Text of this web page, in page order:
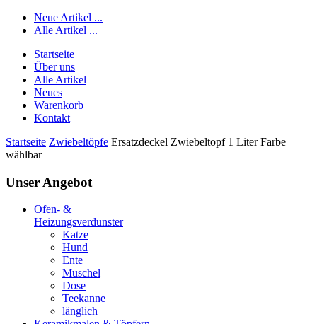
Neue Artikel ...
Alle Artikel ...
Startseite
Über uns
Alle Artikel
Neues
Warenkorb
Kontakt
Startseite Zwiebeltöpfe Ersatzdeckel Zwiebeltopf 1 Liter Farbe
wählbar
Unser Angebot
Ofen- &
Heizungsverdunster
Katze
Hund
Ente
Muschel
Dose
Teekanne
länglich